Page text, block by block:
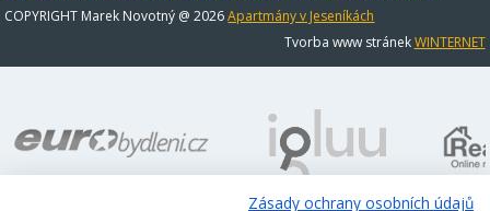
COPYRIGHT Marek Novotný @ 2026Apartmány v Jeseníkách
Tvorba www stránekWINTERNET
Zásady ochrany osobních údajů